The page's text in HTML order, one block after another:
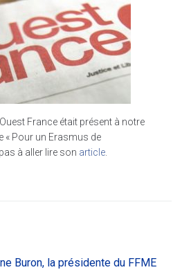
France était présent à notre
« Pour un Erasmus de
à aller lire son article
Buron, la présidente du FFME